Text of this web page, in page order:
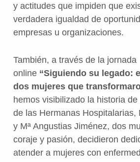
y actitudes que impiden que
verdadera igualdad de
empresas u organizaciones.
También, a través de la jornada
online “Siguiendo su legado:
dos mujeres que
hemos visibilizado la historia
de las Hermanas Hospitalarias,
y Mª Angustias Jiménez, dos
coraje y pasión, decidieron
atender a mujeres con